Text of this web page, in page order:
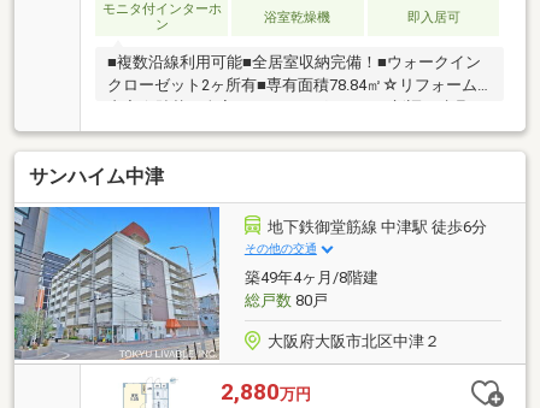
モニタ付インターホ
ン
浴室乾燥機 即入居可
■複数沿線利用可能■全居室収納完備！■ウォークイン
クローゼット2ヶ所有■専有面積78.84㎡☆リフォーム
キッチン・防水パン・洗面化粧台・トイレ・ユニット
バス(浴室乾燥機付)等【アクセス】阪急電鉄神戸線
「中津駅」徒歩5分大阪メトロ御堂筋線「中津駅」徒
歩5分阪神電鉄本線「大阪梅田駅」徒歩13分【周辺施
設】「ファミリーマート中津三丁目店」徒歩3分◆24
時間ネットから簡単に見学予約できます◆他の物件も
まとめて見学OKです！お気軽にご相談ください！物件
のご紹介だけでなく、住まい探しやローンのご相談も
お任せください◎
サンハイム中津
地下鉄御堂筋線 中津駅 徒歩6分
その他の交通
築49年4ヶ月/8階建
総戸数80戸
大阪府大阪市北区中津２
2,880万円